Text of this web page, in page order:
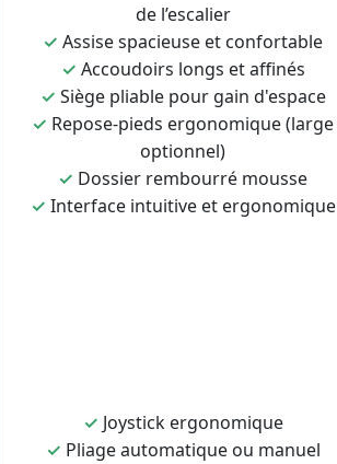
de l’escalier
✓ Assise spacieuse et confortable
✓ Accoudoirs longs et affinés
✓ Siège pliable pour gain d'espace
✓ Repose-pieds ergonomique (large
optionnel)
✓ Dossier rembourré mousse
✓ Interface intuitive et ergonomique
✓ Joystick ergonomique
✓ Pliage automatique ou manuel